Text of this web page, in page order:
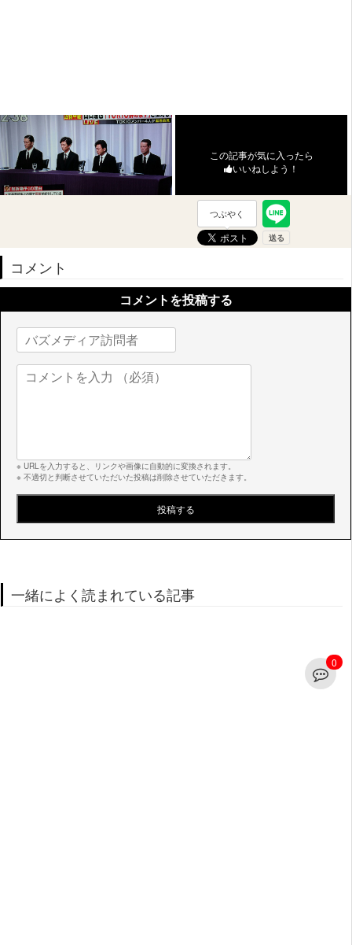
この記事が気に入ったら
いいねしよう！
つぶやく
コメント
0
コメントを投稿する
※ URLを入力すると、リンクや画像に自動的に変換されます。
※ 不適切と判断させていただいた投稿は削除させていただきます。
一緒によく読まれている記事